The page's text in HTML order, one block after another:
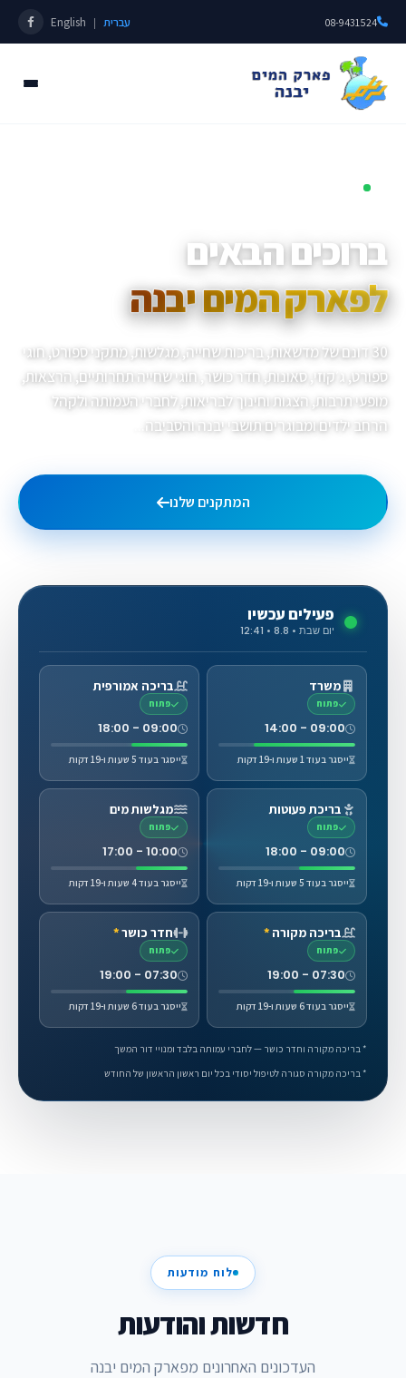
08-9431524 עברית |
English
ברוכים הבאים
לפארק המים יבנה
30 דונם של מדשאות, בריכות שחייה, מגלשות, מתקני ספורט, חוגי
ספורט, ג׳קוזי, סאונות, חדר כושר, חוגי שחייה תחרותיים, הרצאות,
מופעי תרבות, הצגות וחינוך לבריאות, לחברי העמותה ולקהל
הרחב ילדים ומבוגרים תושבי יבנה והסביבה...
המתקנים שלנו
פעילים עכשיו
יום שבת • 8.8 • 12:41
משרד
פתוח
09:00 - 14:00
ייסגר בעוד 1 שעות ו-19 דקות
בריכה אמורפית
פתוח
09:00 - 18:00
ייסגר בעוד 5 שעות ו-19 דקות
בריכת פעוטות
פתוח
09:00 - 18:00
ייסגר בעוד 5 שעות ו-19 דקות
מגלשות מים
פתוח
10:00 - 17:00
ייסגר בעוד 4 שעות ו-19 דקות
בריכה מקורה *
פתוח
07:30 - 19:00
ייסגר בעוד 6 שעות ו-19 דקות
חדר כושר*
פתוח
07:30 - 19:00
ייסגר בעוד 6 שעות ו-19 דקות
* בריכה מקורה וחדר כושר — לחברי עמותה בלבד ומנויי דור המשך
* בריכה מקורה סגורה לטיפול יסודי בכל יום ראשון הראשון של החודש
לוח מודעות
חדשות והודעות
העדכונים האחרונים מפארק המים יבנה